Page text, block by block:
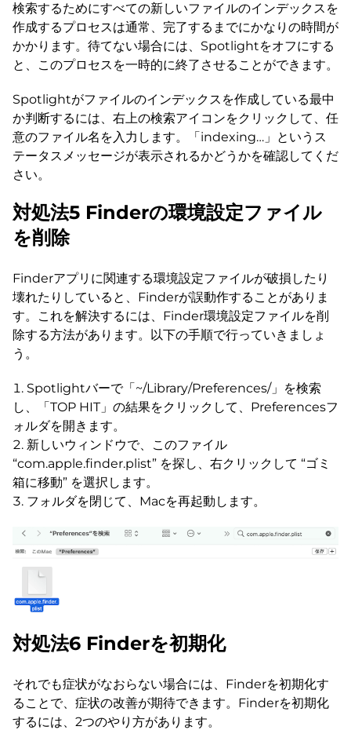
検索するためにすべての新しいファイルのインデックスを
作成するプロセスは通常、完了するまでにかなりの時間が
かかります。待てない場合には、Spotlightをオフにする
と、このプロセスを一時的に終了させることができます。
Spotlightがファイルのインデックスを作成している最中
か判断するには、右上の検索アイコンをクリックして、任
意のファイル名を入力します。「indexing…」というス
テータスメッセージが表示されるかどうかを確認してくだ
さい。
対処法5 Finderの環境設定ファイル
を削除
Finderアプリに関連する環境設定ファイルが破損したり
壊れたりしていると、Finderが誤動作することがありま
す。これを解決するには、Finder環境設定ファイルを削
除する方法があります。以下の手順で行っていきましょ
う。
Spotlightバーで「~/Library/Preferences/」を検索
し、「TOP HIT」の結果をクリックして、Preferencesフ
ォルダを開きます。
新しいウィンドウで、このファイル
“com.apple.finder.plist” を探し、右クリックして “ゴミ
箱に移動” を選択します。
フォルダを閉じて、Macを再起動します。
対処法6 Finderを初期化
それでも症状がなおらない場合には、Finderを初期化す
ることで、症状の改善が期待できます。Finderを初期化
するには、2つのやり方があります。